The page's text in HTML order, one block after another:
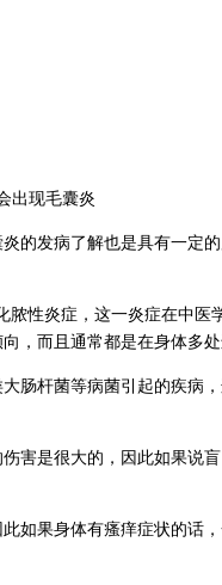
发病了解也是具有一定
性炎症，这一炎症在中
而且通常都是在身体多
肠杆菌等病菌引起的疾病
害是很大的，因此如果说
如果身体有瘙痒症状的话